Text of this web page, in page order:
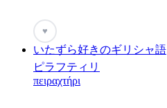
♥
いたずら好きのギリシャ語
ピラフティリ
πειραχτήρι